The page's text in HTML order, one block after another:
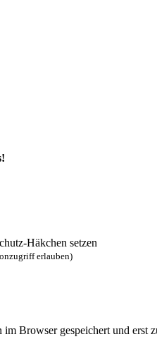
Häkchen setzen
erlauben)
Browser gespeichert und erst